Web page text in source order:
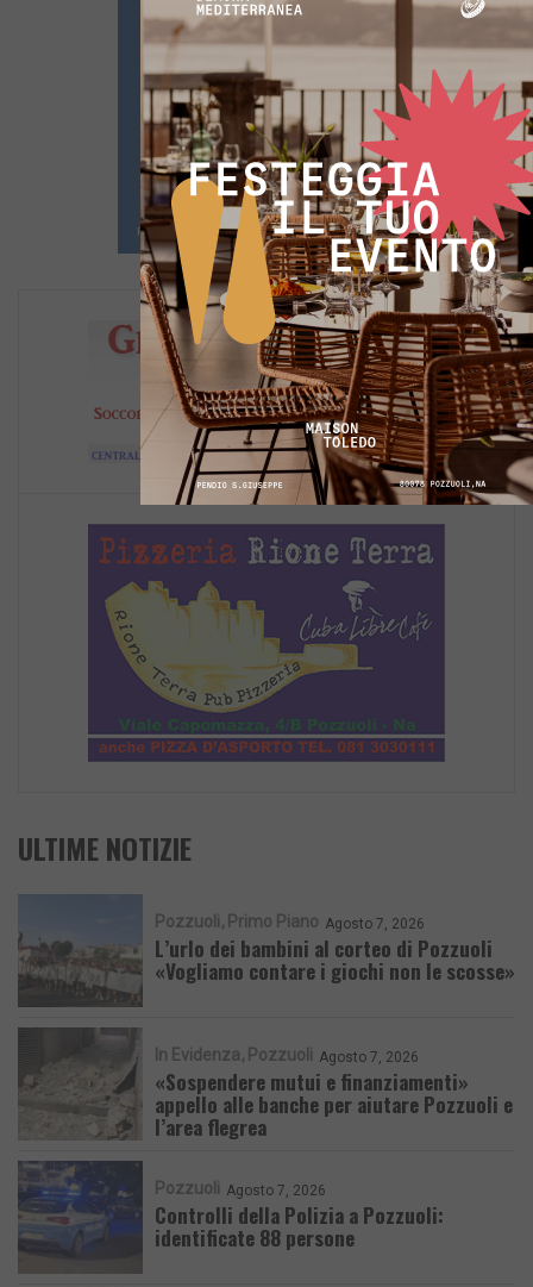
ULTIME NOTIZIE
Pozzuoli Primo Piano Agosto 7, 2026
L’urlo dei bambini al corteo di Pozzuoli
«Vogliamo contare i giochi non le scosse»
In Evidenza Pozzuoli Agosto 7, 2026
«Sospendere mutui e finanziamenti»
appello alle banche per aiutare Pozzuoli e
l’area flegrea
Pozzuoli Agosto 7, 2026
Controlli della Polizia a Pozzuoli:
identificate 88 persone